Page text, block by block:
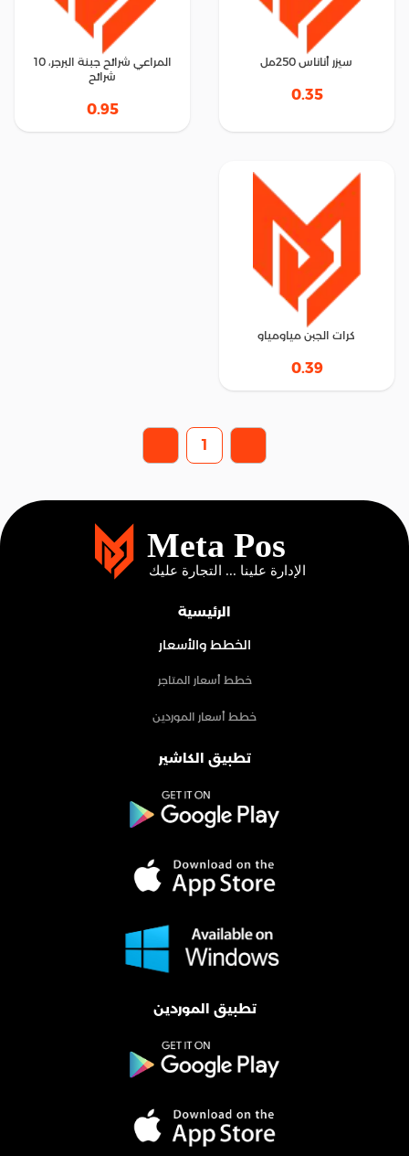
سيزر أناناس 250مل
0.35
المراعي شرائح جبنة البرجر، 10
شرائح
0.95
كرات الجبن مياومياو
0.39
1
الرئيسية
الخطط والأسعار
خطط أسعار المتاجر
خطط أسعار الموردين
تطبيق الكاشير
تطبيق الموردين